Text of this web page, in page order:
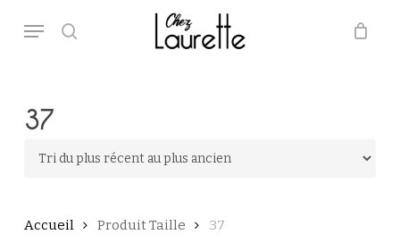
main
search
Menu
Panier Close
37
Accueil Produit Taille 37